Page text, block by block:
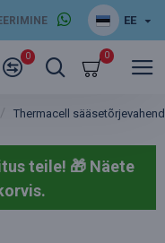
EE
0 0
Thermacell
teile! 🎁 Näete